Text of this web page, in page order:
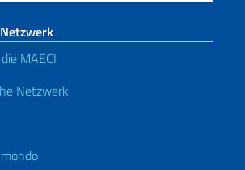
MAECI
Netzwerk